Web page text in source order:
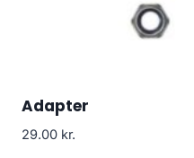
Adapter
29.00 kr.